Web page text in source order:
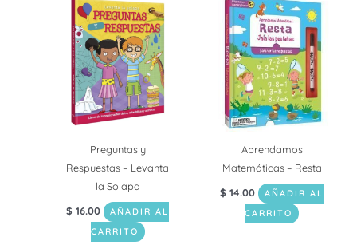
Preguntas y
Respuestas – Levanta
la Solapa
$ 16.00
AÑADIR AL
CARRITO
Aprendamos
Matemáticas – Resta
$ 14.00
AÑADIR AL
CARRITO